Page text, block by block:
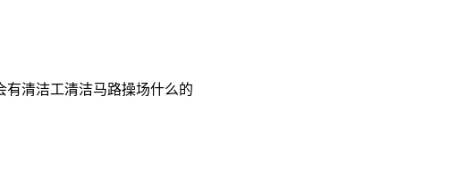
有清洁工清洁马路操场什么的